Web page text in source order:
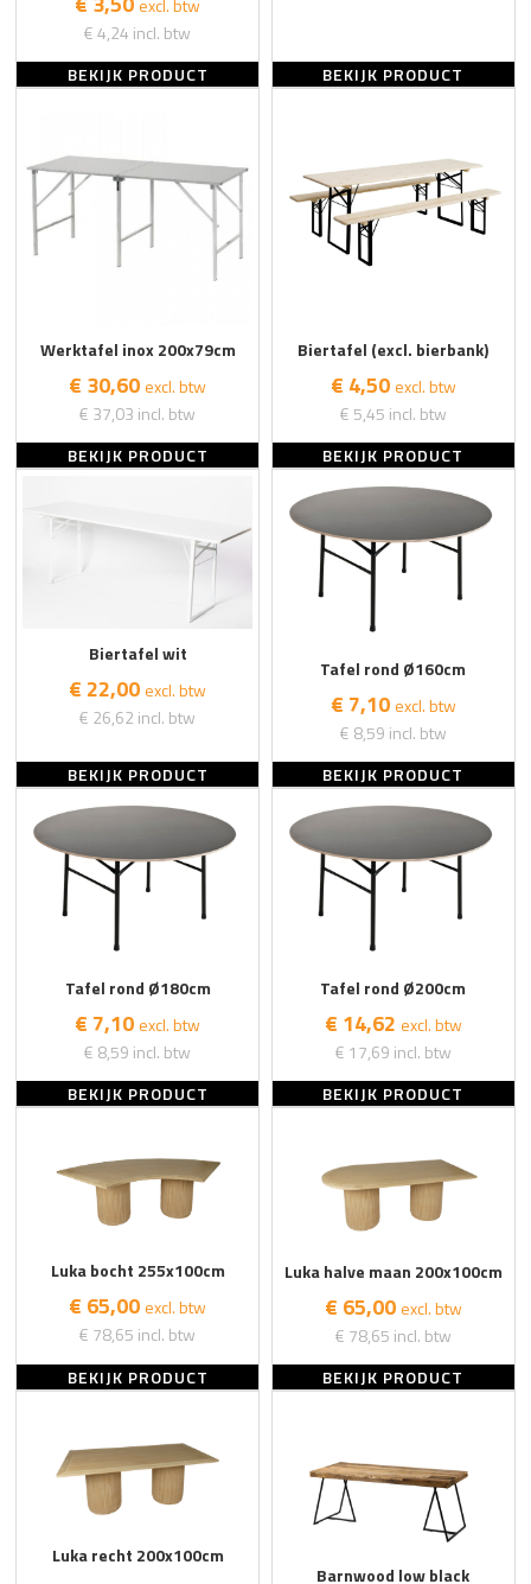
excl. btw
€ 4,24 incl. btw
BEKIJK PRODUCT
BEKIJK PRODUCT
Werktafel inox 200x79cm
€ 30,60 excl. btw
€ 37,03 incl. btw
BEKIJK PRODUCT
Biertafel (excl. bierbank)
€ 4,50 excl. btw
€ 5,45 incl. btw
BEKIJK PRODUCT
Biertafel wit
€ 22,00 excl. btw
€ 26,62 incl. btw
BEKIJK PRODUCT
Tafel rond Ø160cm
€ 7,10 excl. btw
€ 8,59 incl. btw
BEKIJK PRODUCT
Tafel rond Ø180cm
€ 7,10 excl. btw
€ 8,59 incl. btw
BEKIJK PRODUCT
Tafel rond Ø200cm
€ 14,62 excl. btw
€ 17,69 incl. btw
BEKIJK PRODUCT
Luka bocht 255x100cm
€ 65,00 excl. btw
€ 78,65 incl. btw
BEKIJK PRODUCT
Luka halve maan 200x100cm
€ 65,00 excl. btw
€ 78,65 incl. btw
BEKIJK PRODUCT
Luka recht 200x100cm
Barnwood low black